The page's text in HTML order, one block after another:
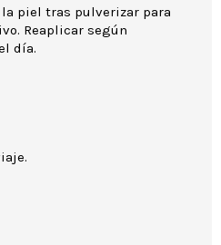
piel tras pulverizar para
Reaplicar según
día.